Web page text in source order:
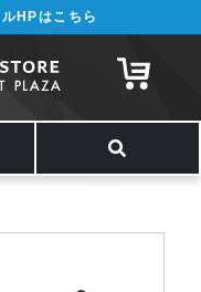
しくは こちら
HPはこちら